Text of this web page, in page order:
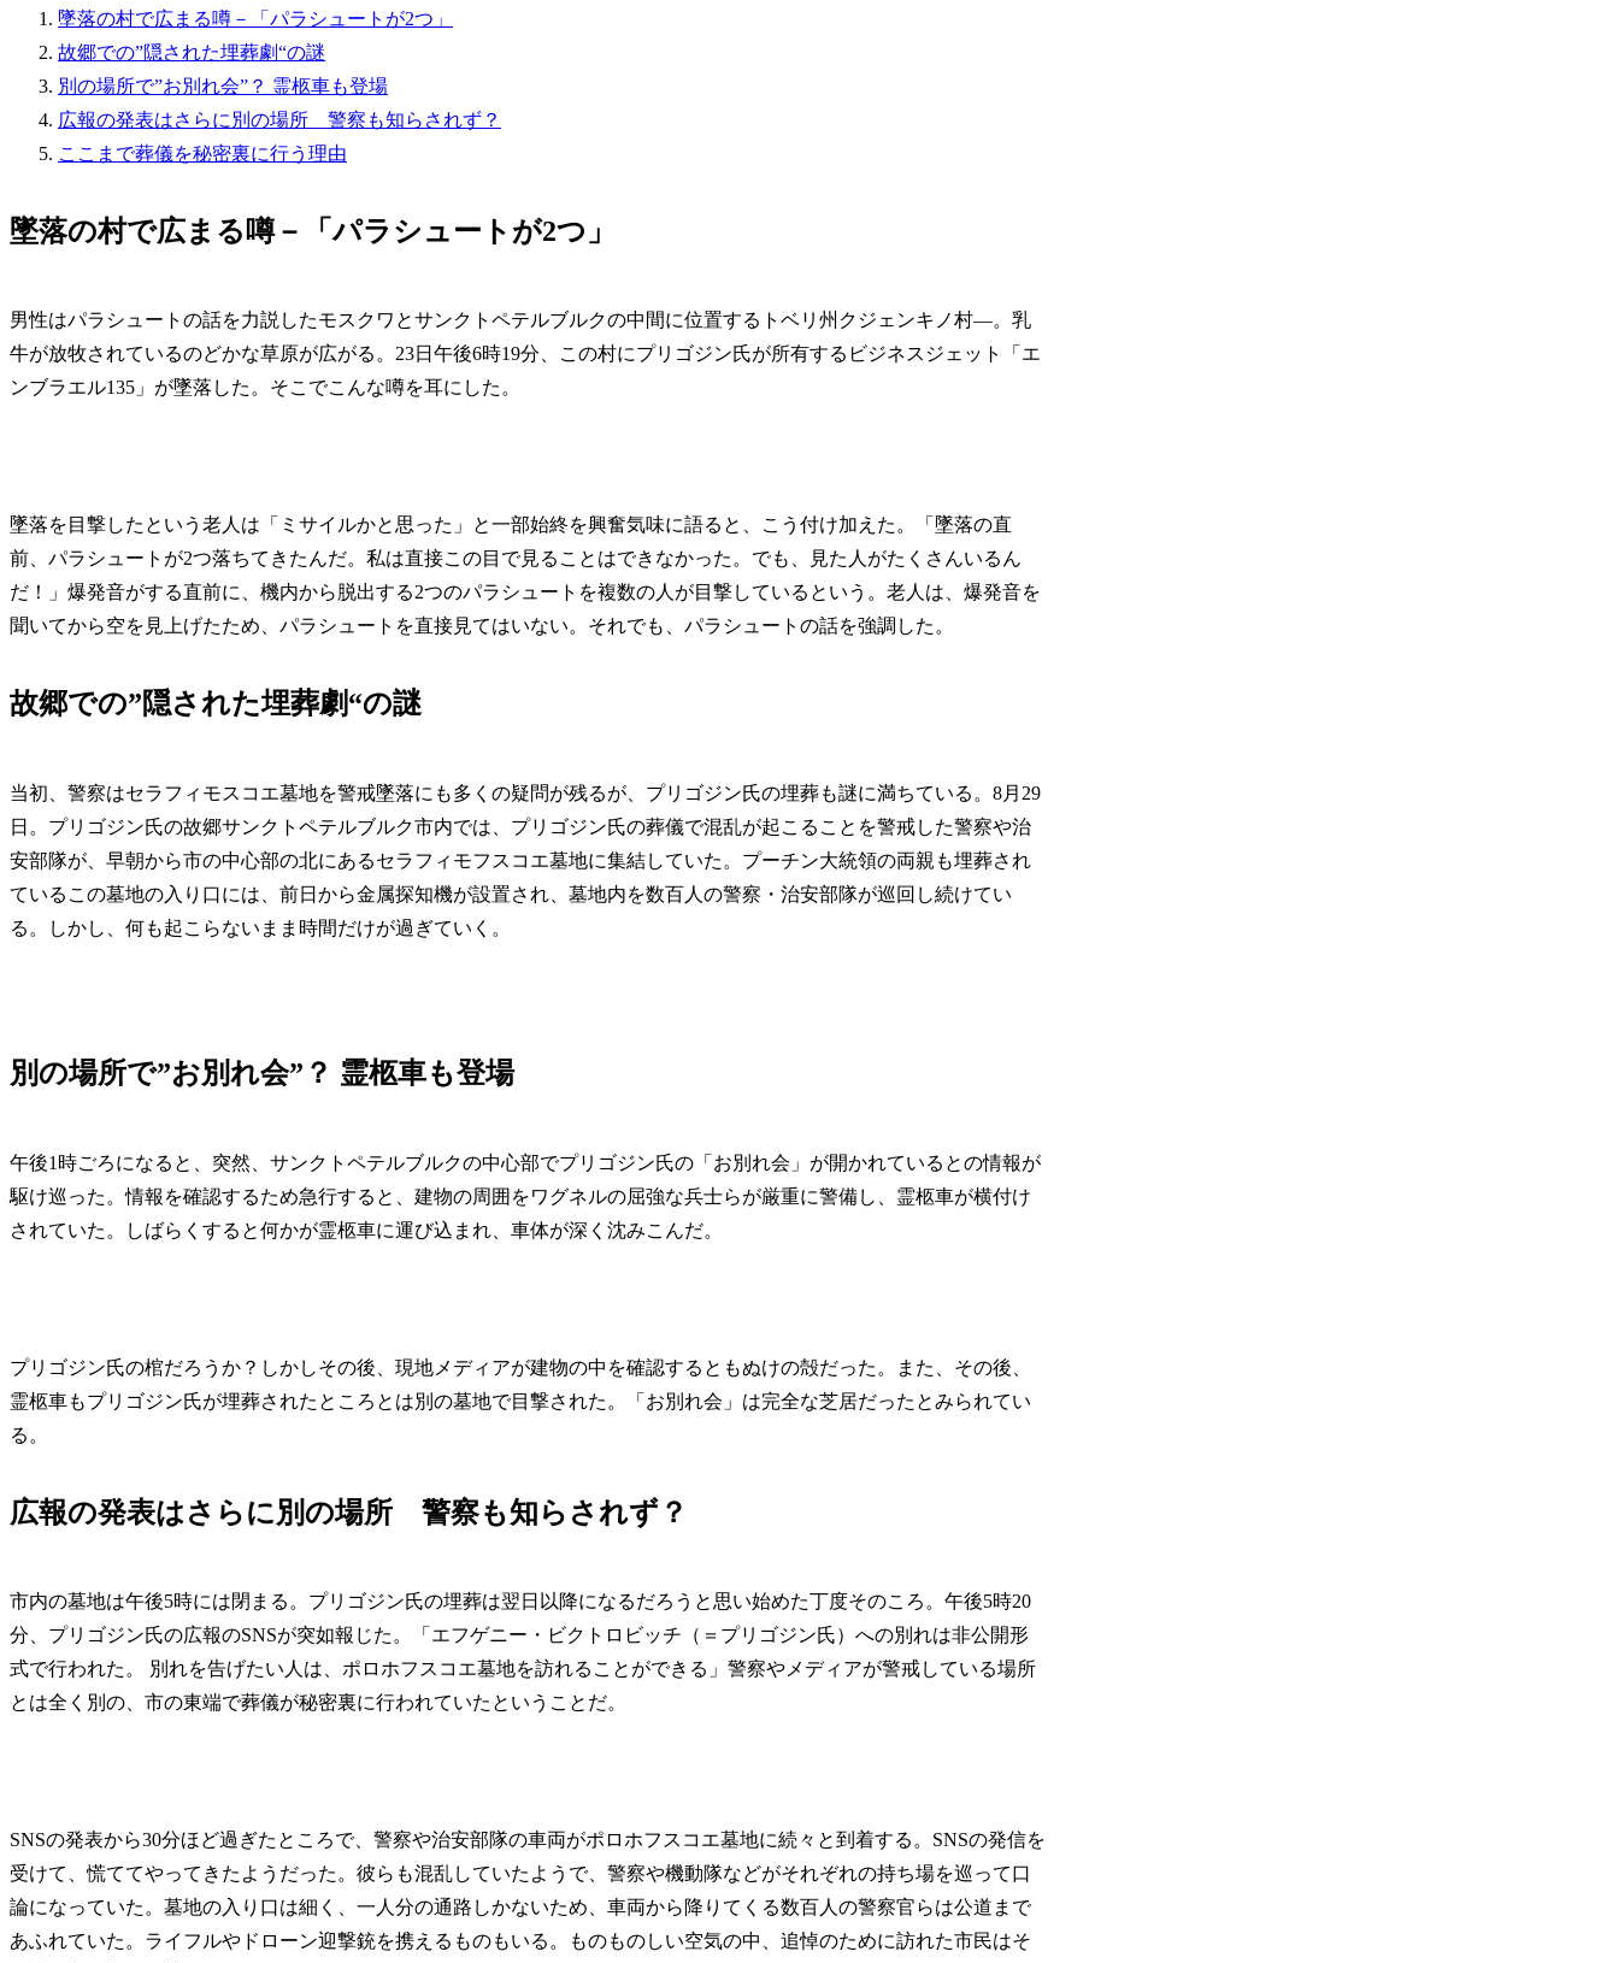
墜落の村で広まる噂－「パラシュートが2つ」
故郷での”隠された埋葬劇“の謎
別の場所で”お別れ会”？ 霊柩車も登場
広報の発表はさらに別の場所 警察も知らされず？
ここまで葬儀を秘密裏に行う理由
墜落の村で広まる噂－「パラシュートが2つ」
男性はパラシュートの話を力説したモスクワとサンクトペテルブルクの中間に位置するトベリ州クジェンキノ村―。乳
牛が放牧されているのどかな草原が広がる。23日午後6時19分、この村にプリゴジン氏が所有するビジネスジェット「エ
ンブラエル135」が墜落した。そこでこんな噂を耳にした。
墜落を目撃したという老人は「ミサイルかと思った」と一部始終を興奮気味に語ると、こう付け加えた。「墜落の直
前、パラシュートが2つ落ちてきたんだ。私は直接この目で見ることはできなかった。でも、見た人がたくさんいるん
だ！」爆発音がする直前に、機内から脱出する2つのパラシュートを複数の人が目撃しているという。老人は、爆発音を
聞いてから空を見上げたため、パラシュートを直接見てはいない。それでも、パラシュートの話を強調した。
故郷での”隠された埋葬劇“の謎
当初、警察はセラフィモスコエ墓地を警戒墜落にも多くの疑問が残るが、プリゴジン氏の埋葬も謎に満ちている。8月29
日。プリゴジン氏の故郷サンクトペテルブルク市内では、プリゴジン氏の葬儀で混乱が起こることを警戒した警察や治
安部隊が、早朝から市の中心部の北にあるセラフィモフスコエ墓地に集結していた。プーチン大統領の両親も埋葬され
ているこの墓地の入り口には、前日から金属探知機が設置され、墓地内を数百人の警察・治安部隊が巡回し続けてい
る。しかし、何も起こらないまま時間だけが過ぎていく。
別の場所で”お別れ会”？ 霊柩車も登場
午後1時ごろになると、突然、サンクトペテルブルクの中心部でプリゴジン氏の「お別れ会」が開かれているとの情報が
駆け巡った。情報を確認するため急行すると、建物の周囲をワグネルの屈強な兵士らが厳重に警備し、霊柩車が横付け
されていた。しばらくすると何かが霊柩車に運び込まれ、車体が深く沈みこんだ。
プリゴジン氏の棺だろうか？しかしその後、現地メディアが建物の中を確認するともぬけの殻だった。また、その後、
霊柩車もプリゴジン氏が埋葬されたところとは別の墓地で目撃された。「お別れ会」は完全な芝居だったとみられてい
る。
広報の発表はさらに別の場所 警察も知らされず？
市内の墓地は午後5時には閉まる。プリゴジン氏の埋葬は翌日以降になるだろうと思い始めた丁度そのころ。午後5時20
分、プリゴジン氏の広報のSNSが突如報じた。「エフゲニー・ビクトロビッチ（＝プリゴジン氏）への別れは非公開形
式で行われた。 別れを告げたい人は、ポロホフスコエ墓地を訪れることができる」警察やメディアが警戒している場所
とは全く別の、市の東端で葬儀が秘密裏に行われていたということだ。
SNSの発表から30分ほど過ぎたところで、警察や治安部隊の車両がポロホフスコエ墓地に続々と到着する。SNSの発信を
受けて、慌ててやってきたようだった。彼らも混乱していたようで、警察や機動隊などがそれぞれの持ち場を巡って口
論になっていた。墓地の入り口は細く、一人分の通路しかないため、車両から降りてくる数百人の警察官らは公道まで
あふれていた。ライフルやドローン迎撃銃を携えるものもいる。ものものしい空気の中、追悼のために訪れた市民はそ